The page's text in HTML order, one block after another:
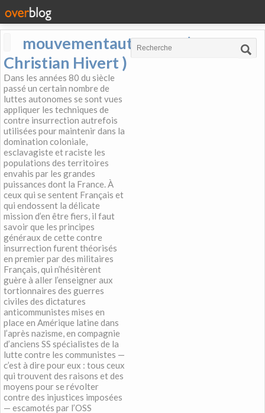
mouvementautonome (
Christian Hivert )
Dans les années 80 du siècle
passé un certain nombre de
luttes autonomes se sont vues
appliquer les techniques de
contre insurrection autrefois
utilisées pour maintenir dans la
domination coloniale,
esclavagiste et raciste les
populations des territoires
envahis par les grandes
puissances dont la France. À
ceux qui se sentent Français et
qui endossent la délicate
mission d’en être fiers, il faut
savoir que les principes
généraux de cette contre
insurrection furent théorisés
en premier par des militaires
Français, qui n’hésitèrent
guère à aller l’enseigner aux
tortionnaires des guerres
civiles des dictatures
anticommunistes mises en
place en Amérique latine dans
l’après nazisme, en compagnie
d’anciens SS spécialistes de la
lutte contre les communistes —
c’est à dire pour eux : tous ceux
qui trouvent des raisons et des
moyens pour se révolter
contre des injustices imposées
— escamotés par l’OSS